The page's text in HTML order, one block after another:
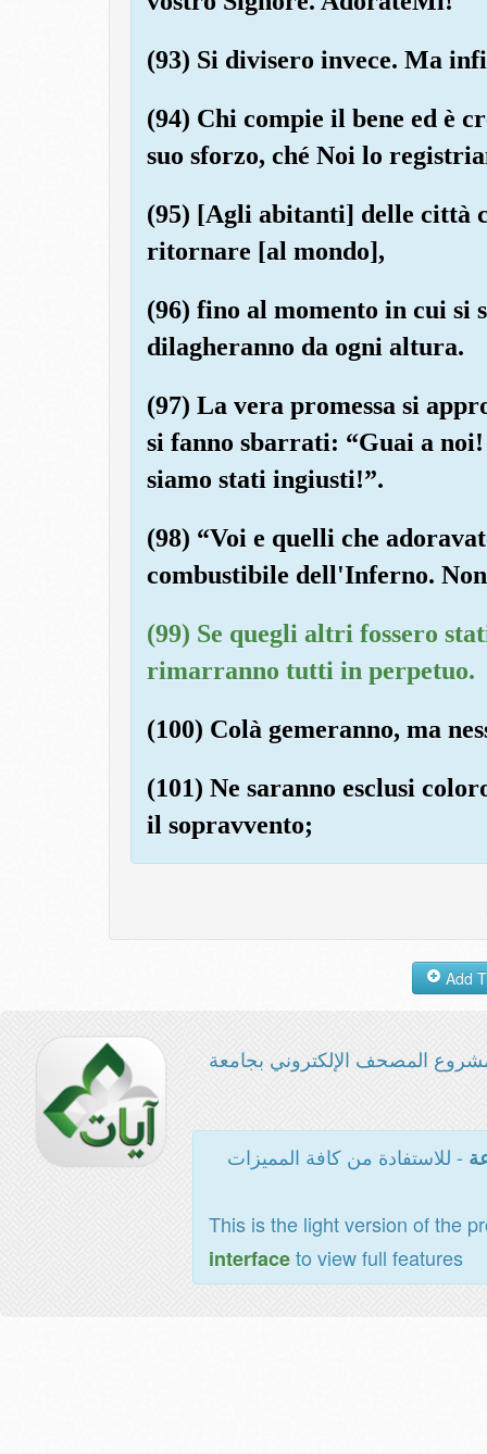
(93) Si divisero invece. Ma
(94) Chi compie il bene ed è
suo sforzo, ché Noi lo
(95) [Agli abitanti] delle città
ritornare [al mondo],
(96) fino al momento in cui si
dilagheranno da ogni altura.
(97) La vera promessa si
si fanno sbarrati: “Guai a
siamo stati ingiusti!”.
(98) “Voi e quelli che
combustibile dell'Inferno.
(99) Se quegli altri fossero
rimarranno tutti in perpetuo.
(100) Colà gemeranno, ma
(101) Ne saranno esclusi
il sopravvento;
المصحف الإلكتروني بجامعة
- للاستفادة من كافة المميزات
This is the light version of the
interfaceto view full features